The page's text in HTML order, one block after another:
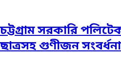
চট্টগ্রাম সরকারি
ছাত্রসহ গুণীজন সংবর্ধনা